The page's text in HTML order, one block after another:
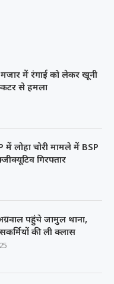
में रंगाई को लेकर खूनी
से हमला
लोहा चोरी मामले में BSP
गिरफ्तार
पहुंचे जामुल थाना,
की ली क्लास